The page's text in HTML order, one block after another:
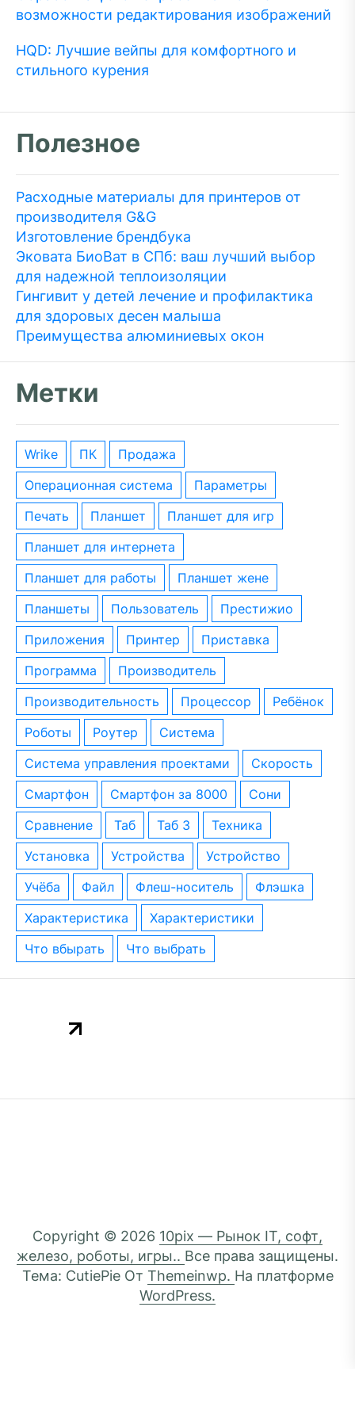
возможности редактирования изображений
HQD: Лучшие вейпы для комфортного и
стильного курения
Полезное
Расходные материалы для принтеров от
производителя G&G
Изготовление брендбука
Эковата БиоВат в СПб: ваш лучший выбор
для надежной теплоизоляции
Гингивит у детей лечение и профилактика
для здоровых десен малыша
Преимущества алюминиевых окон
Метки
wrike ПК
Продажа
операционная система
параметры
печать
планшет
планшет для игр
планшет для интернета
планшет для работы
планшет жене
планшеты
пользователь
престижио
приложения
принтер
приставка
программа
производитель
производительность
процессор
ребёнок
роботы
роутер
система
система управления проектами
скорость
смартфон
смартфон за 8000
сони
сравнение
таб таб 3
техника
установка
устройства
устройство
учёба
файл флеш-носитель
флэшка
характеристика
характеристики
что вбырать
что выбрать
Copyright © 2026 10pix — Рынок IT, софт,
железо, роботы, игры.. Все права защищены.
Тема: CutiePie От Themeinwp. На платформе
WordPress.